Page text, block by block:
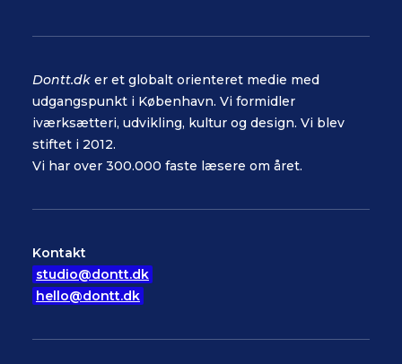
Dontt.dk er et globalt orienteret medie med
udgangspunkt i København. Vi formidler
iværksætteri, udvikling, kultur og design. Vi blev
stiftet i 2012.
Vi har over 300.000 faste læsere om året.
Kontakt
studio@dontt.dk
hello@dontt.dk